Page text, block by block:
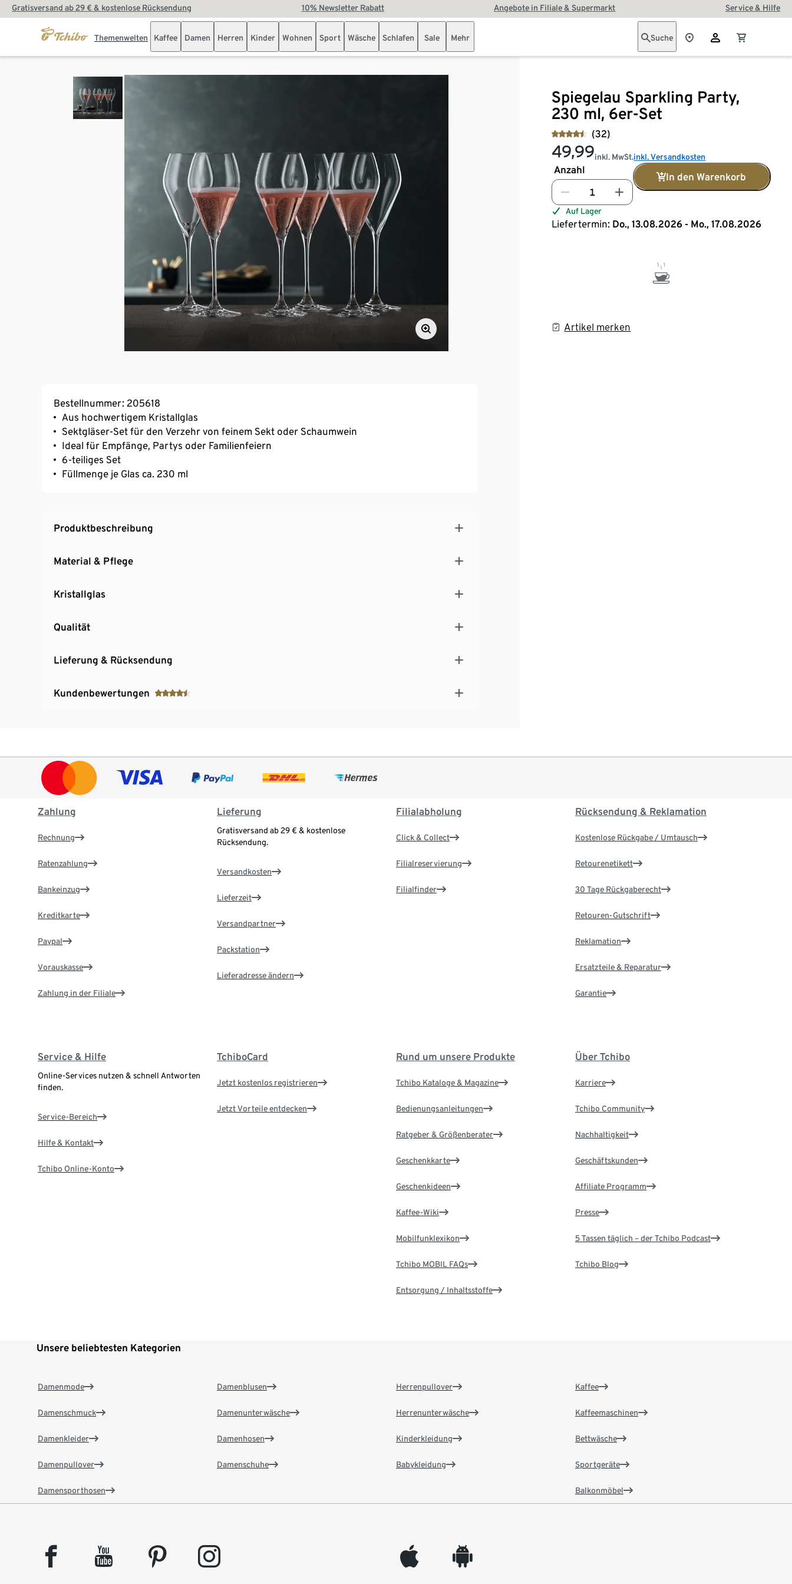
Gratisversand ab 29 € & kostenlose Rücksendung 10% Newsletter Rabatt Angebote in Filiale & Supermarkt Service & Hilfe
Themenwelten Kaffee Damen Herren Kinder Wohnen Sport Wäsche Schlafen Sale Mehr Suche
Spiegelau Sparkling Party,
230 ml, 6er-Set
(32)
49,99inkl. MwSt.inkl. Versandkosten
Anzahl
In den Warenkorb
Auf Lager
Liefertermin: Do., 13.08.2026 - Mo., 17.08.2026
Artikel merken
Bestellnummer: 205618
Aus hochwertigem Kristallglas
Sektgläser-Set für den Verzehr von feinem Sekt oder Schaumwein
Ideal für Empfänge, Partys oder Familienfeiern
6-teiliges Set
Füllmenge je Glas ca. 230 ml
Produktbeschreibung
Material & Pflege
Kristallglas
Qualität
Lieferung & Rücksendung
Kundenbewertungen
Zahlung
Rechnung
Ratenzahlung
Bankeinzug
Kreditkarte
Paypal
Vorauskasse
Zahlung in der Filiale
Lieferung
Gratisversand ab 29 € & kostenlose
Rücksendung.
Versandkosten
Lieferzeit
Versandpartner
Packstation
Lieferadresse ändern
Filialabholung
Click & Collect
Filialreservierung
Filialfinder
Rücksendung & Reklamation
Kostenlose Rückgabe / Umtausch
Retourenetikett
30 Tage Rückgaberecht
Retouren-Gutschrift
Reklamation
Ersatzteile & Reparatur
Garantie
Service & Hilfe
Online-Services nutzen & schnell Antworten
finden.
Service-Bereich
Hilfe & Kontakt
Tchibo Online-Konto
TchiboCard
Jetzt kostenlos registrieren
Jetzt Vorteile entdecken
Rund um unsere Produkte
Tchibo Kataloge & Magazine
Bedienungsanleitungen
Ratgeber & Größenberater
Geschenkkarte
Geschenkideen
Kaffee-Wiki
Mobilfunklexikon
Tchibo MOBIL FAQs
Entsorgung / Inhaltsstoffe
Über Tchibo
Karriere
Tchibo Community
Nachhaltigkeit
Geschäftskunden
Affiliate Programm
Presse
5 Tassen täglich – der Tchibo Podcast
Tchibo Blog
Unsere beliebtesten Kategorien
Damenmode
Damenschmuck
Damenkleider
Damenpullover
Damensporthosen
Damenblusen
Damenunterwäsche
Damenhosen
Damenschuhe
Herrenpullover
Herrenunterwäsche
Kinderkleidung
Babykleidung
Kaffee
Kaffeemaschinen
Bettwäsche
Sportgeräte
Balkonmöbel
facebook youtube pinterest instagram appleinc android